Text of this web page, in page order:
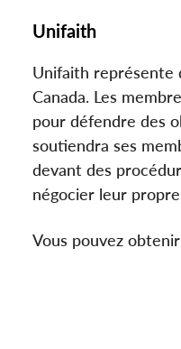
Unifaith
Unifaith représente
Canada. Les
pour défendre des
soutiendra ses
devant des
négocier leur
Vous pouvez